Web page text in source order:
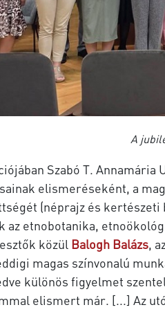
A
Szabó T. Annamária
elismeréseként, a
(néprajz és
az etnobotanika,
közül Balogh Balázs,
magas színvonalú
különös figyelmet
elismert már. [...] Az